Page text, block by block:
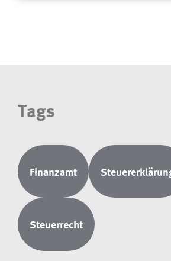
Tags
Finanzamt
Steuerrecht